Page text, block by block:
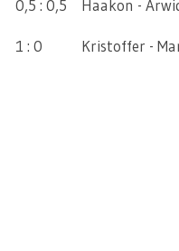
0,5 : 0,5 Haakon -
1 : 0 Kristoffer -